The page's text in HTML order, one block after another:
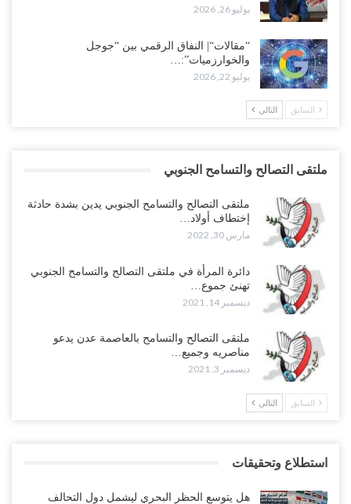
يوليو 26, 2026
“مقالات“| النفاق الرقمي بين “جوجل
والخوارزميات”:…
يوليو 22, 2026
السابق التالي
ملتقى التصالح والتسامح الجنوبي
ملتقى التصالح والتسامح الجنوبي يدين بشدة حادثة
إختطاف أولاد…
مارس 30, 2022
دائرة المرأة في ملتقى التصالح والتسامح الجنوبي
تهنئ جموع…
ديسمبر 14, 2021
ملتقى التصالح والتسامح بالعاصمة عدن يدعو
مناصريه وجميع…
ديسمبر 3, 2021
السابق التالي
استطلاع وتحقيقات
هل يتوسع الحظر البحري ليشمل دول التحالف